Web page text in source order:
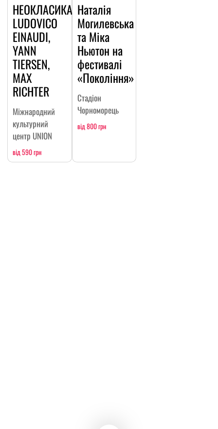
НЕОКЛАСИКА:
LUDOVICO
EINAUDI,
YANN
TIERSEN,
MAX
RICHTER
Міжнародний
культурний
центр UNION
від 590 грн
Наталія
Могилевська
та Міка
Ньютон на
фестивалі
«Покоління»
Стадіон
Чорноморець
від 800 грн